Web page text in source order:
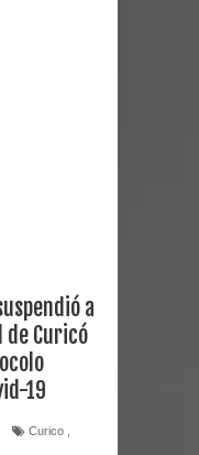
de
y otros
a
de Curicó
19
Curico